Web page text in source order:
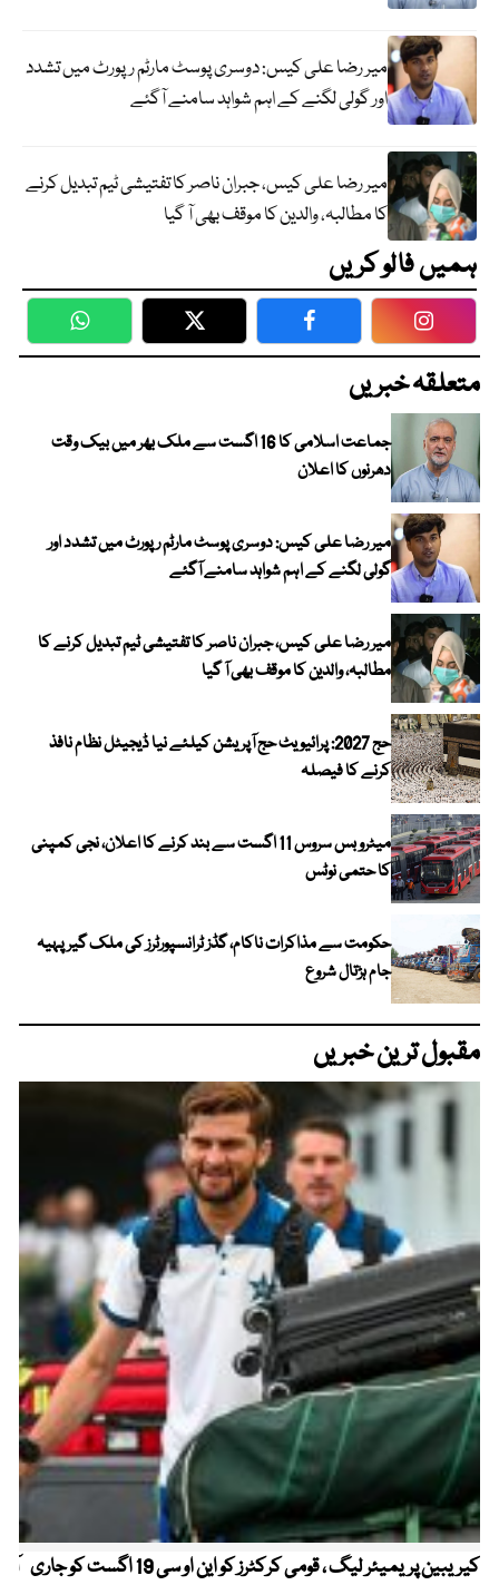
میر رضا علی کیس: دوسری پوسٹ مارٹم رپورٹ میں تشدد
اور گولی لگنے کے اہم شواہد سامنے آگئے
میر رضا علی کیس، جبران ناصر کا تفتیشی ٹیم تبدیل کرنے
کا مطالبہ، والدین کا موقف بھی آ گیا
ہمیں فالو کریں
WhatsApp Twitter Facebook
متعلقہ خبریں
جماعت اسلامی کا 16 اگست سے ملک بھر میں بیک وقت
دھرنوں کا اعلان
میر رضا علی کیس: دوسری پوسٹ مارٹم رپورٹ میں تشدد اور
گولی لگنے کے اہم شواہد سامنے آگئے
میر رضا علی کیس، جبران ناصر کا تفتیشی ٹیم تبدیل کرنے کا
مطالبہ، والدین کا موقف بھی آ گیا
حج 2027: پرائیویٹ حج آپریشن کیلئے نیا ڈیجیٹل نظام نافذ
کرنے کا فیصلہ
میٹرو بس سروس 11 اگست سے بند کرنے کا اعلان، نجی کمپنی
کا حتمی نوٹس
حکومت سے مذاکرات ناکام، گڈز ٹرانسپورٹرز کی ملک گیر پہیہ
جام ہڑتال شروع
مقبول ترین خبریں
کیریبین پریمیئر لیگ ، قومی کرکٹرز کو این او سی 19 اگست کو جاری